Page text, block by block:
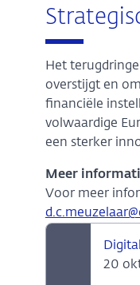
Het
overstijgt en
financiële
volwaardige
een sterker
Meer
Voor meer
20